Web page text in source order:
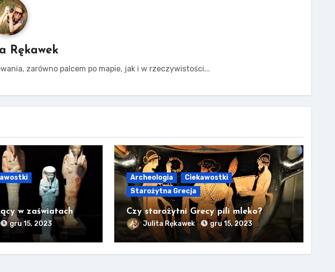
Rękawek
zarówno palcem po mapie, jak i w rzeczywistości...
w zaświatach
gru 15, 2023
Archeologia
Ciekawostki
Starożytna Grecja
Czy starożytni Grecy pili mleko?
Julita Rękawek gru 15, 2023